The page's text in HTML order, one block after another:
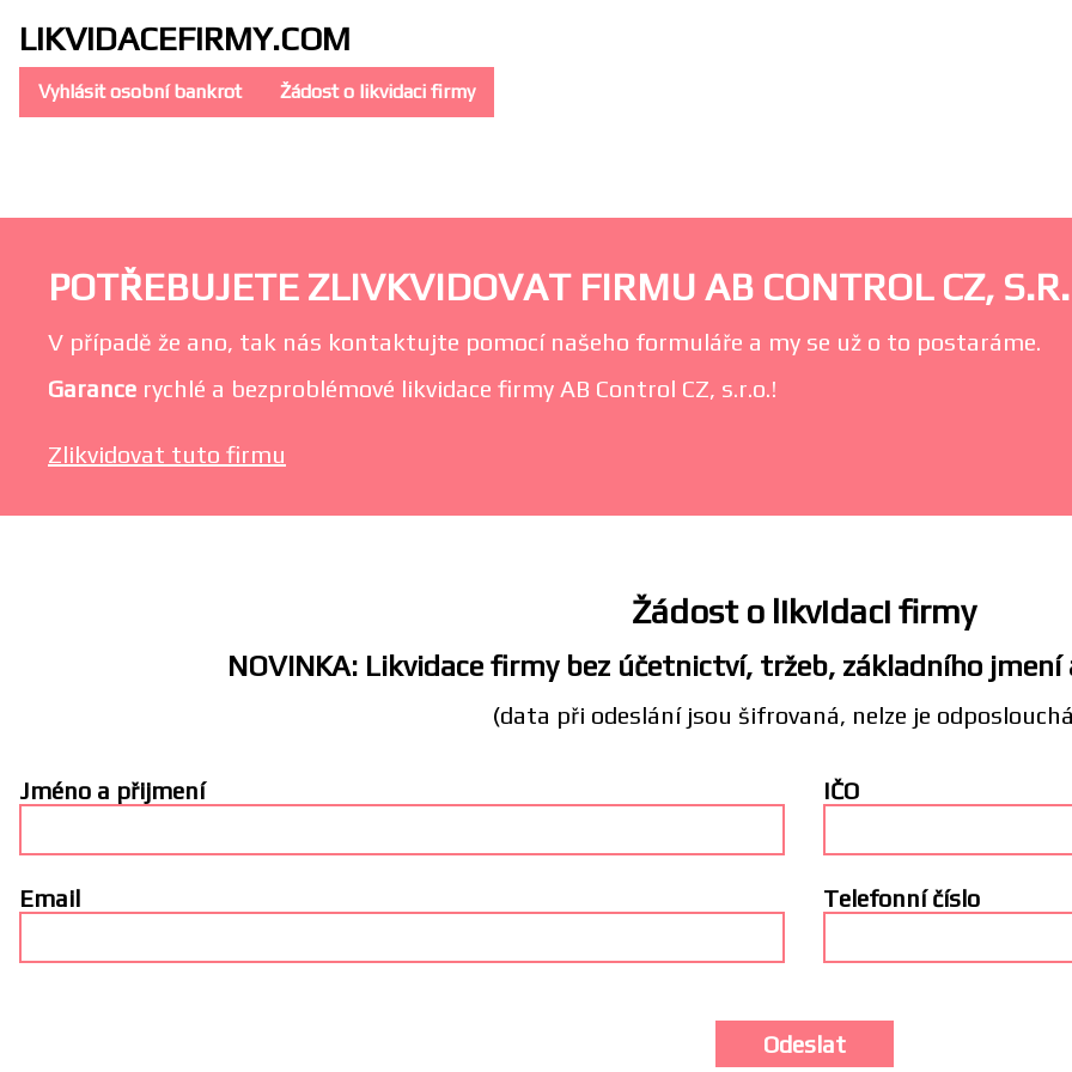
LIKVIDACEFIRMY.COM
Vyhlásit osobní bankrot Žádost o likvidaci firmy
POTŘEBUJETE ZLIVKVIDOVAT FIRMU AB CONTROL CZ,
V případě že ano, tak nás kontaktujte pomocí našeho formuláře a my se už o to postaráme.
Garance rychlé a bezproblémové likvidace firmy AB Control CZ, s.r.o.!
Zlikvidovat tuto firmu
Žádost o likvidaci firmy
NOVINKA: Likvidace firmy bez účetnictví, tržeb, základního
(data při odeslání jsou šifrovaná, nelze je
Jméno a přijmení IČO
Email Telefonní číslo
Odeslat